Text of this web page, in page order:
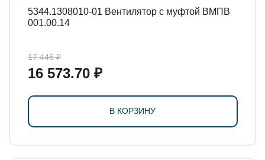
5344.1308010-01 Вентилятор с муфтой ВМПВ
001.00.14
17 446 ₽
16 573.70 ₽
В КОРЗИНУ